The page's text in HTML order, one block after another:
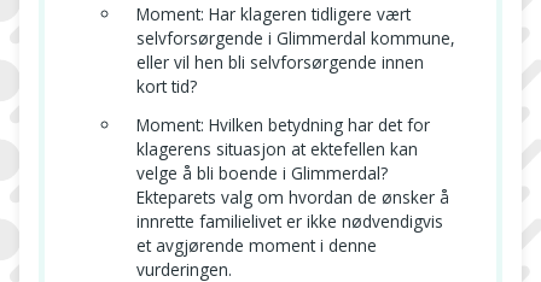
Moment: Har klageren tidligere vært
selvforsørgende i Glimmerdal kommune,
eller vil hen bli selvforsørgende innen
kort tid?
Moment: Hvilken betydning har det for
klagerens situasjon at ektefellen kan
velge å bli boende i Glimmerdal?
Ekteparets valg om hvordan de ønsker å
innrette familielivet er ikke nødvendigvis
et avgjørende moment i denne
vurderingen.